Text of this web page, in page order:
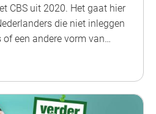
CBS uit 2020. Het gaat hier
die niet inleggen
een andere vorm van…